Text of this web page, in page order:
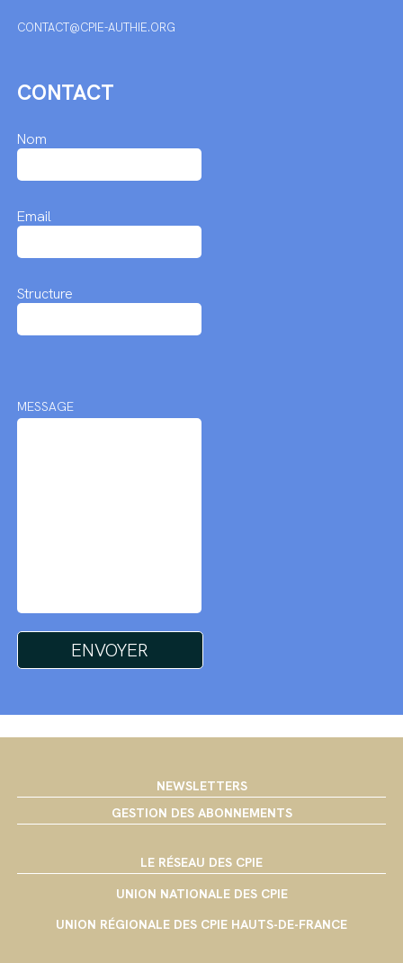
CONTACT@CPIE-AUTHIE.ORG
CONTACT
Nom
Email
Structure
MESSAGE
NEWSLETTERS
GESTION DES ABONNEMENTS
LE RÉSEAU DES CPIE
UNION NATIONALE DES CPIE
UNION RÉGIONALE DES CPIE HAUTS-DE-FRANCE